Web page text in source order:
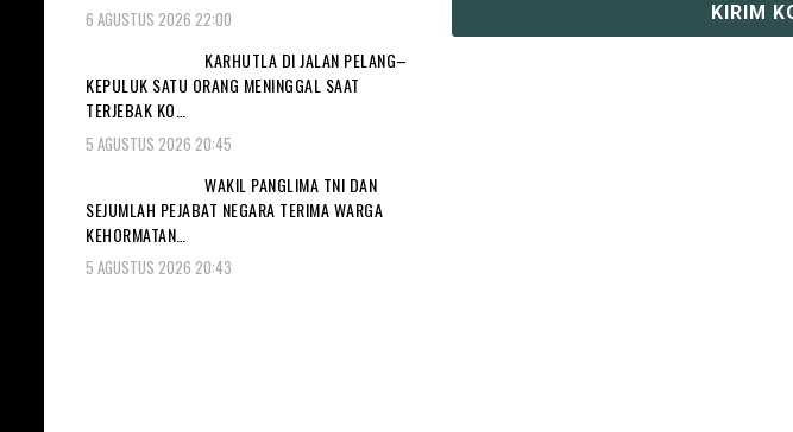
6 AGUSTUS 2026 22:00
KARHUTLA DI JALAN PELANG–
KEPULUK SATU ORANG MENINGGAL SAAT
TERJEBAK KO…
5 AGUSTUS 2026 20:45
WAKIL PANGLIMA TNI DAN
SEJUMLAH PEJABAT NEGARA TERIMA WARGA
KEHORMATAN…
5 AGUSTUS 2026 20:43